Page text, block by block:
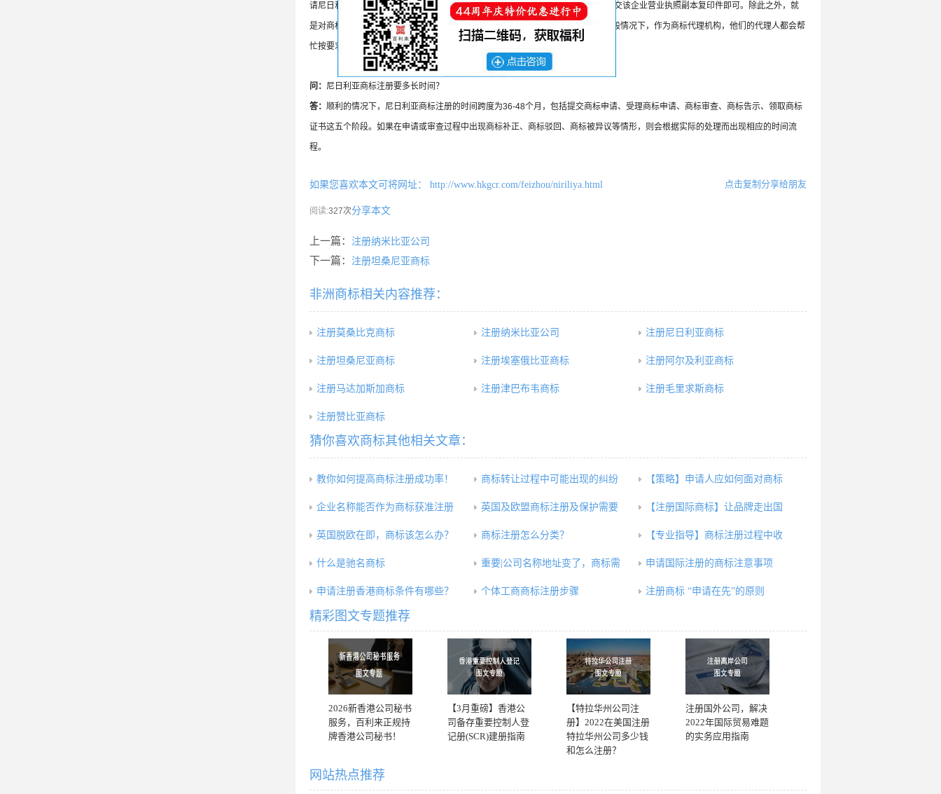
请尼日利亚商标，则需要提交该个人的身份证/护照复印件，如果以企业申请，则提交该企业营业执照副本复印件即可。除此之外，就
是对商标注册的规范要求，例如商标图样的尺寸大小，商标申请书式的填写等，一般情况下，作为商标代理机构，他们的代理人都会帮
忙按要求做好的。
问： 尼日利亚商标注册要多长时间？
答： 顺利的情况下，尼日利亚商标注册的时间跨度为36-48个月，包括提交商标申请、受理商标申请、商标审查、商标告示、领取商标
证书这五个阶段。如果在申请或审查过程中出现商标补正、商标驳回、商标被异议等情形，则会根据实际的处理而出现相应的时间流
程。
如果您喜欢本文可将网址： http://www.hkgcr.com/feizhou/niriliya.html 点击复制分享给朋友
阅读:327次分享本文
上一篇： 注册纳米比亚公司
下一篇： 注册坦桑尼亚商标
非洲商标相关内容推荐：
注册莫桑比克商标 注册纳米比亚公司 注册尼日利亚商标
注册坦桑尼亚商标 注册埃塞俄比亚商标 注册阿尔及利亚商标
注册马达加斯加商标 注册津巴布韦商标 注册毛里求斯商标
注册赞比亚商标
猜你喜欢商标其他相关文章：
教你如何提高商标注册成功率！ 商标转让过程中可能出现的纠纷 【策略】申请人应如何面对商标
企业名称能否作为商标获准注册 英国及欧盟商标注册及保护需要 【注册国际商标】让品牌走出国
英国脱欧在即，商标该怎么办？ 商标注册怎么分类？ 【专业指导】商标注册过程中收
什么是驰名商标 重要|公司名称地址变了，商标需 申请国际注册的商标注意事项
申请注册香港商标条件有哪些？ 个体工商商标注册步骤 注册商标 “申请在先”的原则
精彩图文专题推荐
2026新香港公司秘书
服务，百利来正规持
牌香港公司秘书！
【3月重磅】香港公
司备存重要控制人登
记册(SCR)建册指南
【特拉华州公司注
册】2022在美国注册
特拉华州公司多少钱
和怎么注册？
注册国外公司，解决
2022年国际贸易难题
的实务应用指南
网站热点推荐